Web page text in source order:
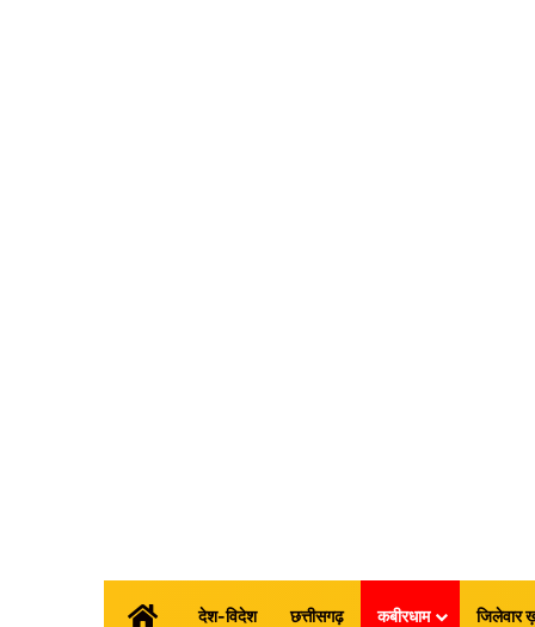
होम देश-विदेश छत्तीसगढ़ कबीरधाम जिलेवार